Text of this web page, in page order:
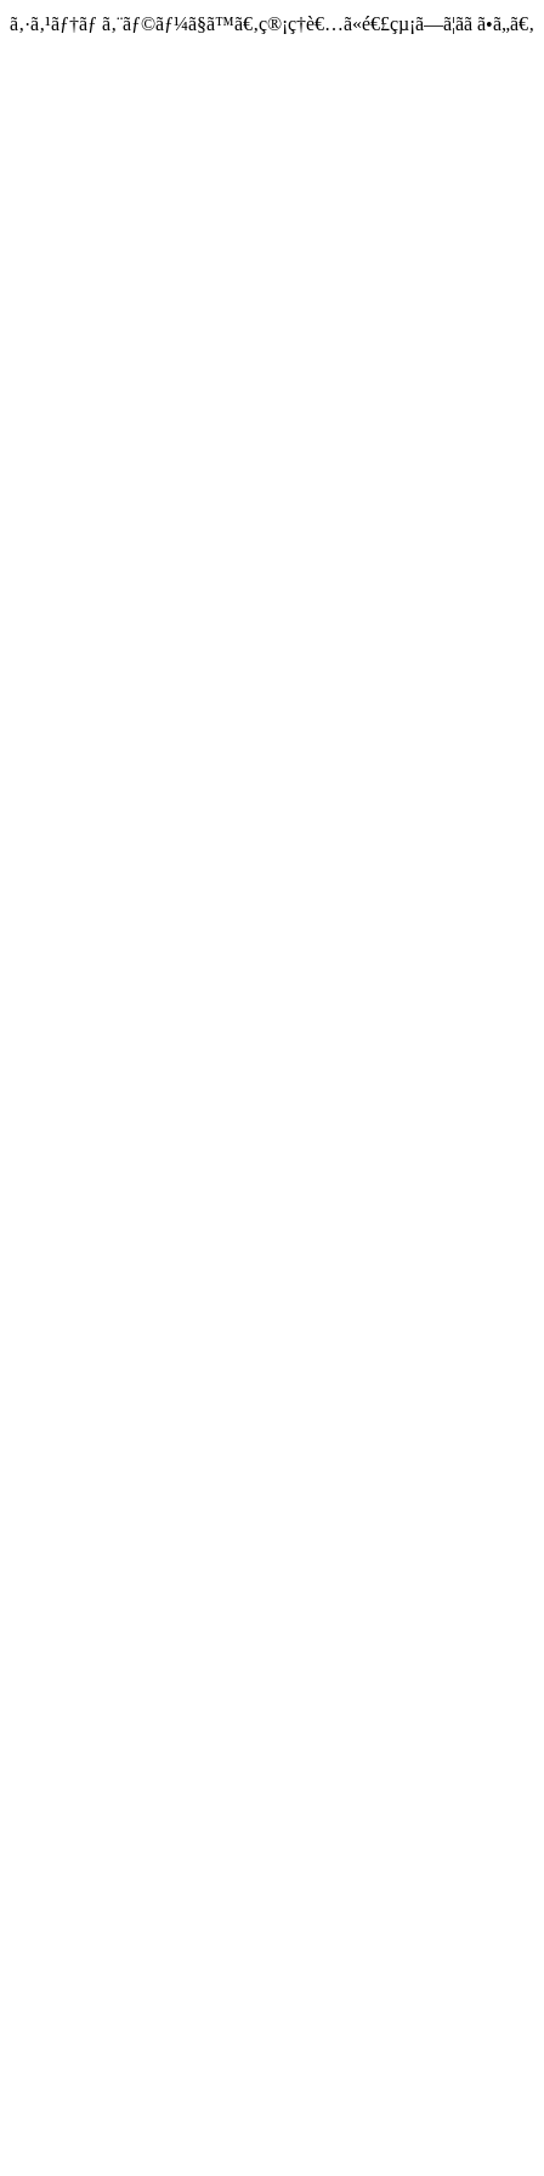
ã‚·ã‚¹ãƒ†ãƒ ã‚¨ãƒ©ãƒ¼ã§ã™ã€‚ç®¡ç†è€…ã«é€£çµ¡ã—ã¦ãã ã•ã„ã€‚